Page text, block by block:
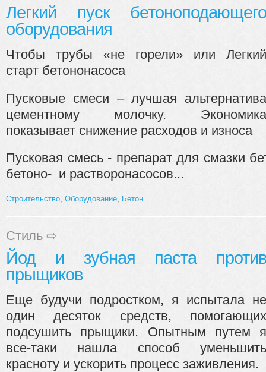
Легкий пуск бетоноподающего
оборудования
Чтобы трубы «не горели» или Легкий
старт бетононасоса
Пусковые смеси – лучшая альтернатива
цементному молочку. Экономика
показывает снижение расходов и износа
Пусковая смесь - препарат для смазки
бетоно- и растворонасосов...
Строительство Оборудование Бетон
Стиль ⇨
Йод и зубная паста против
прыщиков
Еще будучи подростком, я испытала не
один десяток средств, помогающих
подсушить прыщики. Опытным путем я
все-таки нашла способ уменьшить
красноту и ускорить процесс заживления.